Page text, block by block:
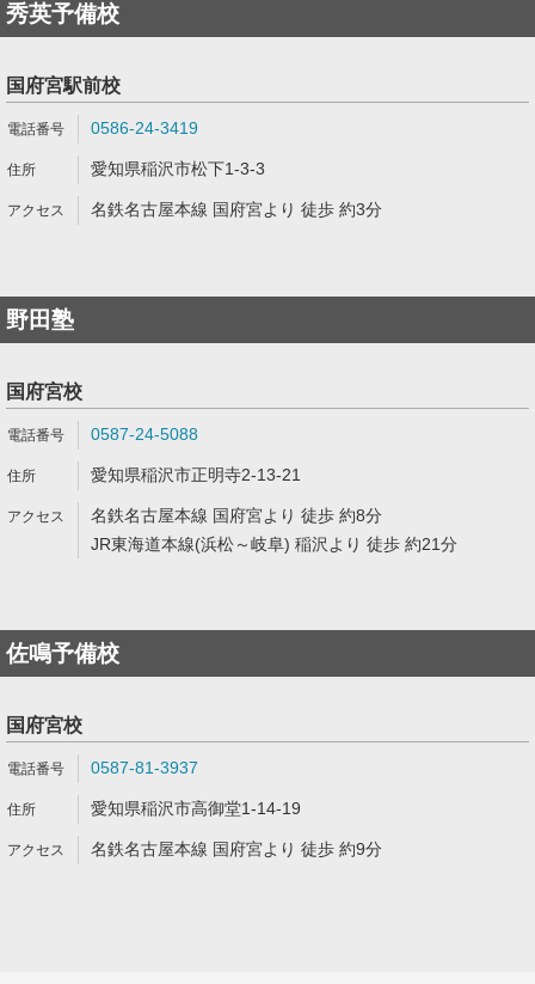
秀英予備校
国府宮駅前校
0586-24-3419
愛知県稲沢市松下1-3-3
名鉄名古屋本線 国府宮より 徒歩 約3分
野田塾
国府宮校
0587-24-5088
愛知県稲沢市正明寺2-13-21
名鉄名古屋本線 国府宮より 徒歩 約8分
JR東海道本線(浜松～岐阜) 稲沢より 徒歩 約21分
佐鳴予備校
国府宮校
0587-81-3937
愛知県稲沢市高御堂1-14-19
名鉄名古屋本線 国府宮より 徒歩 約9分